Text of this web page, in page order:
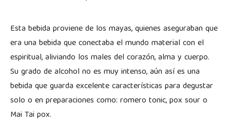
Esta bebida proviene de los mayas, quienes aseguraban que
era una bebida que conectaba el mundo material con el
espiritual, aliviando los males del corazón, alma y cuerpo.
Su grado de alcohol no es muy intenso, aún así es una
bebida que guarda excelente características para degustar
solo o en preparaciones como: romero tonic, pox sour o
Mai Tai pox.